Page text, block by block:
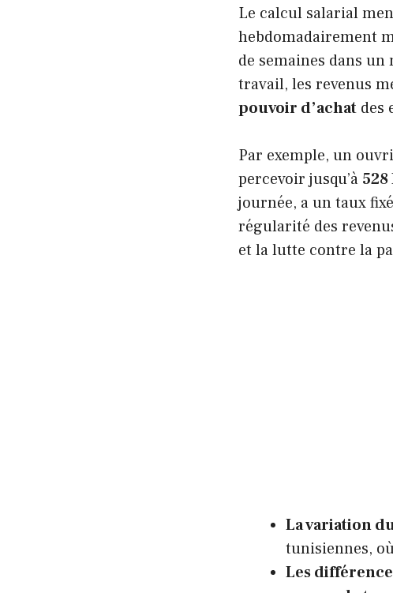
Le calcul salarial
hebdomadairement
de semaines dans
travail, les revenus
pouvoir d’achat des
Par exemple, un
percevoir jusqu’à
journée, a un taux
régularité des
et la lutte contre la
La variation
tunisiennes,
Les